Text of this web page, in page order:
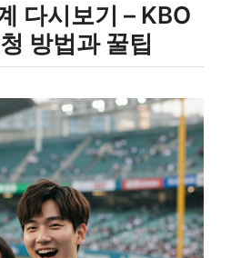
다시보기 – KBO
방법과 꿀팁